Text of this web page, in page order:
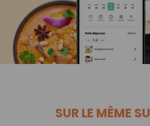
SUR LE MÊME